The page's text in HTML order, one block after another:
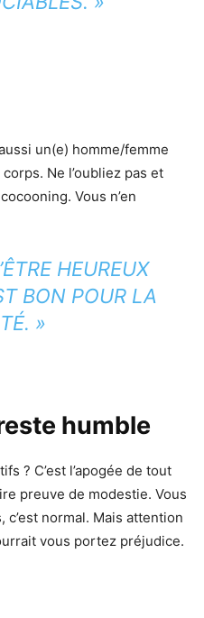
un(e) homme/femme
Ne l’oubliez pas et
Vous n’en
HEUREUX
BON POUR LA
»
humble
? C’est l’apogée de tout
preuve de modestie. Vous
normal. Mais attention
vous portez préjudice.